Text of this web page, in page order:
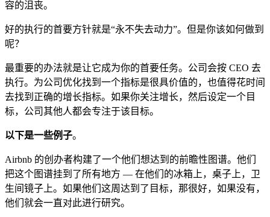
容的沮丧。
好的执行的首要方针就是“永不失去动力”。但是你该如何做到
呢？
最重要的办法就是让它成为你的首要任务。公司会按 CEO 去
执行。为公司优化找到一个指标是很具价值的，也值得花时间
去找到正确的增长指标。如果你关注增长，然后设定一个目
标，公司其他人都会专注于该目标。
以下是一些例子。
Airbnb 的创办者构建了一个他们想达到的前瞻性图谱。他们
把这个图谱挂到了所有地方 — 在他们的冰箱上，桌子上，卫
生间镜子上。如果他们这周达到了目标，那很好，如果没有，
他们就会一直对此进行研究。